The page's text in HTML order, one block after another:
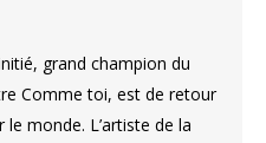
grand champion du
Comme toi, est de retour
monde. L’artiste de la